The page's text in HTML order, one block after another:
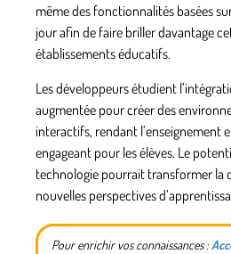
même des fonctionnalités basées
jour afin de faire briller davantage
établissements éducatifs.
Les développeurs étudient
augmentée pour créer des
interactifs, rendant l’enseignement
engageant pour les élèves. Le
technologie pourrait transformer la
nouvelles perspectives
Pour enrichir vos connaissances :